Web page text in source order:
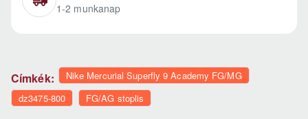
1-2 munkanap
Címkék:
Nike Mercurial Superfly 9 Academy FG/MG
dz3475-800
FG/AG stoplis